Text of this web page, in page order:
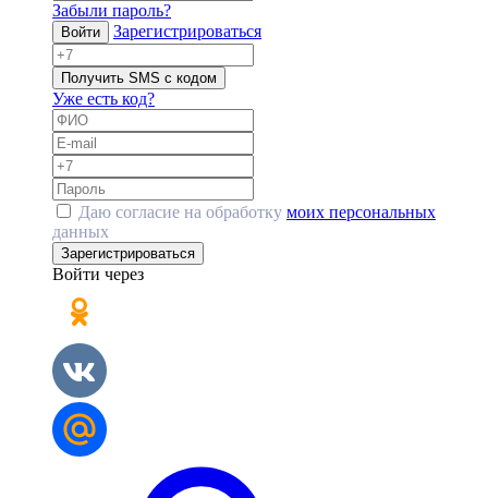
Забыли пароль?
Войти Зарегистрироваться
Получить SMS с кодом
Уже есть код?
Даю согласие на обработку моих персональных
данных
Зарегистрироваться
Войти через